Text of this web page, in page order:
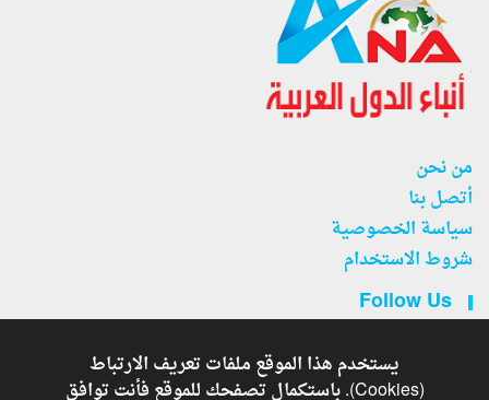
من نحن
أتصل بنا
سياسة الخصوصية
شروط الاستخدام
Follow Us
يستخدم هذا الموقع ملفات تعريف الارتباط
(Cookies). باستكمال تصفحك للموقع فأنت توافق